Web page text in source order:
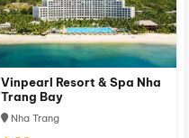
Vinpearl Resort & Spa Nha
Trang Bay
Nha Trang